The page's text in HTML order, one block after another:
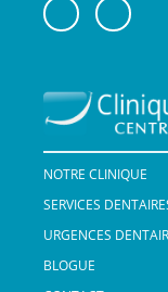
NOTRE CLINIQUE
SERVICES
URGENCES
BLOGUE